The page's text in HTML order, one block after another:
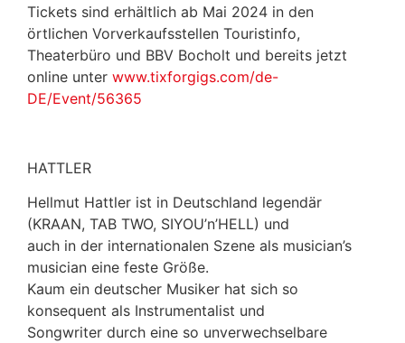
Tickets sind erhältlich ab Mai 2024 in den
örtlichen Vorverkaufsstellen Touristinfo,
Theaterbüro und BBV Bocholt und bereits jetzt
online unter www.tixforgigs.com/de-
DE/Event/56365
HATTLER
Hellmut Hattler ist in Deutschland legendär
(KRAAN, TAB TWO, SIYOU’n’HELL) und
auch in der internationalen Szene als musician’s
musician eine feste Größe.
Kaum ein deutscher Musiker hat sich so
konsequent als Instrumentalist und
Songwriter durch eine so unverwechselbare